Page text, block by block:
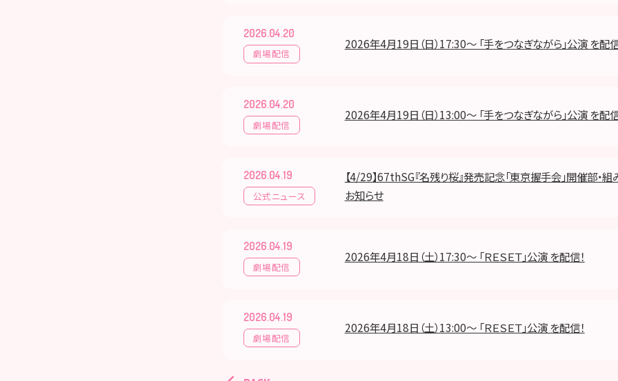
2026.04.20
劇場配信
2026年4月19日（日）17:30～ 「手をつなぎながら」公演 を配信
2026.04.20
劇場配信
2026年4月19日（日）13:00～ 「手をつなぎながら」公演 を配信
2026.04.19
公式ニュース
【4/29】67thSG『名残り桜』発売記念「東京握手会」開催部・
お知らせ
2026.04.19
劇場配信
2026年4月18日（土）17:30～ 「ＲＥＳＥＴ」公演 を配信！
2026.04.19
劇場配信
2026年4月18日（土）13:00～ 「ＲＥＳＥＴ」公演 を配信！